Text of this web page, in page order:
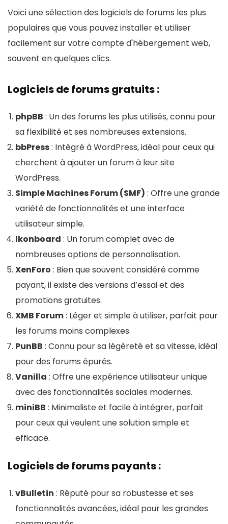
Support Client et Ressources
Sites Web : De 1 à illimités
Stockage : De 100 GB SSD à illimité NVMe SSD
Mémoire Physique : De 1 GB à 4 GB
Base de données : De 5 à illimitées
Sécurité : Certificat SSL gratuit, protection DDoS,
sauvegardes automatiques
Support : Assistance 24/7/365
Fonctionnalités Turbo (pour certains plans) :
Serveurs Turbo, LiteSpeed Web Server, Cache Turbo
CONTRE:
Coût de Renouvellement : Les tarifs
promotionnels initiaux sont attractifs, mais les prix
de renouvellement peuvent être nettement plus
élevés. Cela peut surprendre certains clients au
moment de renouveler leur hébergement.
Limitations des Plans de Base : Le plan “Startup”
est limité à un seul site web et offre moins de
être restrictif pour ceux qui cherchent à étendre
Nombre de bases de données limité dans le
plan Startup : Avec un maximum de 5 bases de
GreenGeeks révolutionne l'hébergement web
avec une offre qui allie performance, sécurité et
engagement écologique. Les plans, de Lite à
Premium, répondent à tous les besoins, offrant
techniques, du stockage web généreux à la mise
L'engagement de GreenGeeks à compenser
300% de sa consommation d'énergie par des
crédits d'énergie renouvelable et à planter un
arbre pour chaque compte activé place cette
entreprise à l'avant-garde des hébergeurs web
soucieux de l'environnement. Pour ceux qui
cherchent à minimiser leur empreinte
écologique sans sacrifier la qualité de leur
hébergement web, GreenGeeks est une option
incontournable.
Performance et Fiabilité
Prix
Support Client et Ressources
Sites Web illimités
Espace Web illimité
Transfert de données illimité
Certificat SSL gratuit
CDN gratuit
Comptes de messagerie illimités
Voici une sélection des logiciels de forums les plus
populaires que vous pouvez installer et utiliser
facilement sur votre compte d'hébergement web,
souvent en quelques clics.
Logiciels de forums gratuits :
phpBB : Un des forums les plus utilisés, connu pour
sa flexibilité et ses nombreuses extensions.
bbPress: Intégré à WordPress, idéal pour ceux qui
cherchent à ajouter un forum à leur site
WordPress.
Simple Machines Forum (SMF) : Offre une grande
variété de fonctionnalités et une interface
utilisateur simple.
Ikonboard : Un forum complet avec de
nombreuses options de personnalisation.
XenForo : Bien que souvent considéré comme
payant, il existe des versions d’essai et des
promotions gratuites.
XMB Forum: Léger et simple à utiliser, parfait pour
les forums moins complexes.
PunBB : Connu pour sa légèreté et sa vitesse, idéal
pour des forums épurés.
Vanilla : Offre une expérience utilisateur unique
avec des fonctionnalités sociales modernes.
miniBB : Minimaliste et facile à intégrer, parfait
pour ceux qui veulent une solution simple et
efficace.
Logiciels de forums payants :
vBulletin : Réputé pour sa robustesse et ses
fonctionnalités avancées, idéal pour les grandes